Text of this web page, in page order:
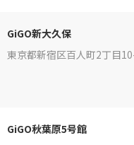
GiGO新大久保
東京都新宿区百人町2丁目
GiGO秋葉原5号館